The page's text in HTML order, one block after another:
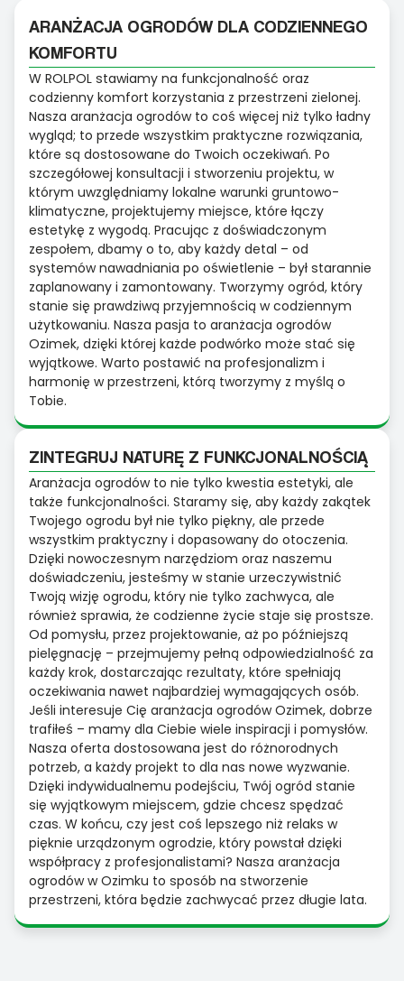
ARANŻACJA OGRODÓW DLA CODZIENNEGO
KOMFORTU
W ROLPOL stawiamy na funkcjonalność oraz
codzienny komfort korzystania z przestrzeni zielonej.
Nasza aranżacja ogrodów to coś więcej niż tylko ładny
wygląd; to przede wszystkim praktyczne rozwiązania,
które są dostosowane do Twoich oczekiwań. Po
szczegółowej konsultacji i stworzeniu projektu, w
którym uwzględniamy lokalne warunki gruntowo-
klimatyczne, projektujemy miejsce, które łączy
estetykę z wygodą. Pracując z doświadczonym
zespołem, dbamy o to, aby każdy detal – od
systemów nawadniania po oświetlenie – był starannie
zaplanowany i zamontowany. Tworzymy ogród, który
stanie się prawdziwą przyjemnością w codziennym
użytkowaniu. Nasza pasja to aranżacja ogrodów
Ozimek, dzięki której każde podwórko może stać się
wyjątkowe. Warto postawić na profesjonalizm i
harmonię w przestrzeni, którą tworzymy z myślą o
Tobie.
ZINTEGRUJ NATURĘ Z FUNKCJONALNOŚCIĄ
Aranżacja ogrodów to nie tylko kwestia estetyki, ale
także funkcjonalności. Staramy się, aby każdy zakątek
Twojego ogrodu był nie tylko piękny, ale przede
wszystkim praktyczny i dopasowany do otoczenia.
Dzięki nowoczesnym narzędziom oraz naszemu
doświadczeniu, jesteśmy w stanie urzeczywistnić
Twoją wizję ogrodu, który nie tylko zachwyca, ale
również sprawia, że codzienne życie staje się prostsze.
Od pomysłu, przez projektowanie, aż po późniejszą
pielęgnację – przejmujemy pełną odpowiedzialność za
każdy krok, dostarczając rezultaty, które spełniają
oczekiwania nawet najbardziej wymagających osób.
Jeśli interesuje Cię aranżacja ogrodów Ozimek, dobrze
trafiłeś – mamy dla Ciebie wiele inspiracji i pomysłów.
Nasza oferta dostosowana jest do różnorodnych
potrzeb, a każdy projekt to dla nas nowe wyzwanie.
Dzięki indywidualnemu podejściu, Twój ogród stanie
się wyjątkowym miejscem, gdzie chcesz spędzać
czas. W końcu, czy jest coś lepszego niż relaks w
pięknie urządzonym ogrodzie, który powstał dzięki
współpracy z profesjonalistami? Nasza aranżacja
ogrodów w Ozimku to sposób na stworzenie
przestrzeni, która będzie zachwycać przez długie lata.